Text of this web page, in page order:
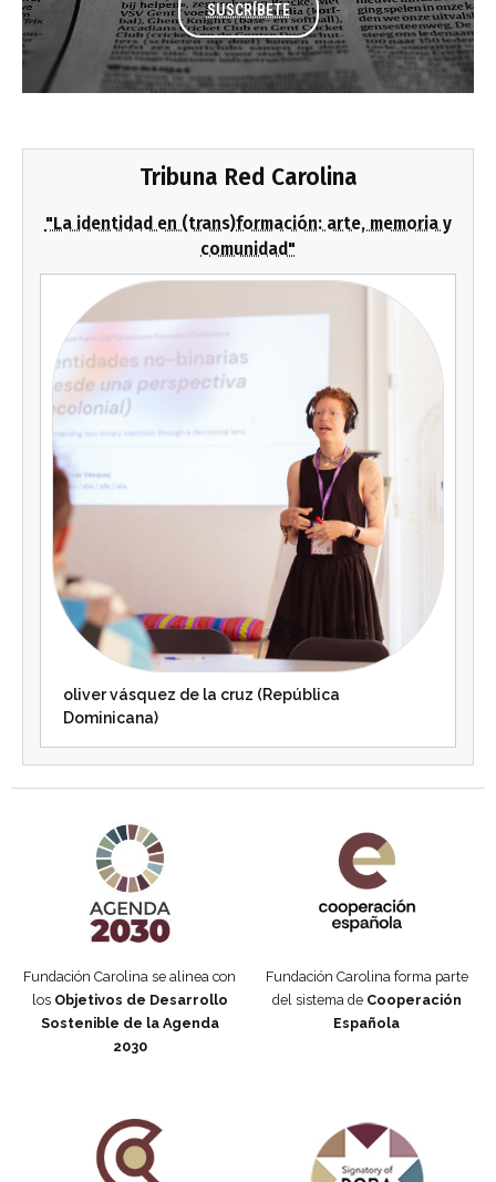
SUSCRÍBETE
Tribuna Red Carolina
"La identidad en (trans)formación: arte, memoria y
comunidad"
oliver vásquez de la cruz (República
Dominicana)
Fundación Carolina se alinea con
los Objetivos de Desarrollo
Sostenible de la Agenda
2030
Fundación Carolina forma parte
del sistema de Cooperación
Española